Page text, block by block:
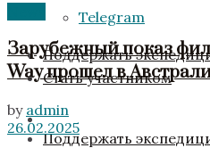
Поддержать
Telegram
Стать участником
Поддержать
Зарубежный показ
Way прошел в
by admin
26.02.2025